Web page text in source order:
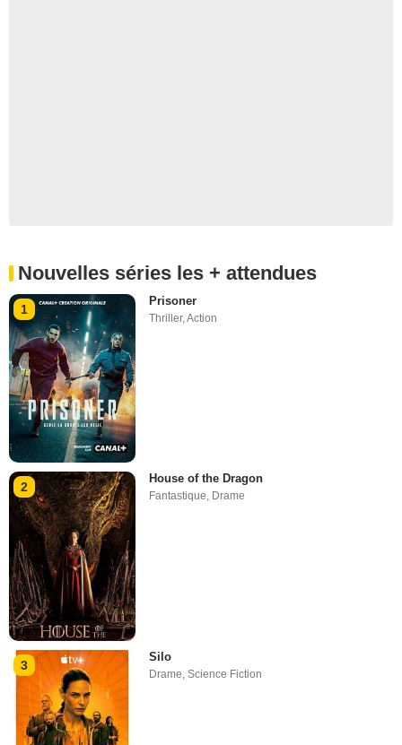
Nouvelles séries les + attendues
1
Prisoner
Thriller,Action
2
House of the Dragon
Fantastique, Drame
3
Silo
Drame ,Science Fiction